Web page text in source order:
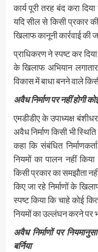
कार्य पूरी तरह बंद करा
यदि सील से किसी प्रकार
खिलाफ कानूनी कार्रवाई की
प्राधिकरण ने स्पष्ट कर
के खिलाफ अभियान
विकास में बाधा बनने वाले
अवैध निर्माण पर नहीं होगी
एमडीडीए के उपाध्यक्ष
अवैध निर्माण किसी भी
कहा कि संबंधित
नियमों का पालन नहीं
किसी प्रकार का समझौता
किए जा रहे निर्माणों के
स्पष्ट किया कि चाहे कोई
नियमों का उल्लंघन करने पर
अवैध निर्माणों पर
बर्निया